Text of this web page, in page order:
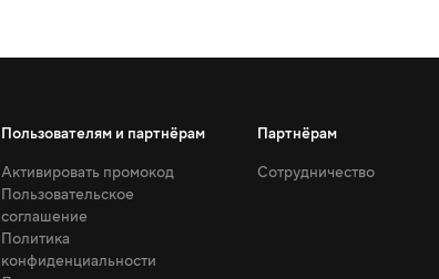
Пользователям и партнёрам
Активировать промокод
Пользовательское
соглашение
Политика
конфиденциальности
Партнёрам
Сотрудничество